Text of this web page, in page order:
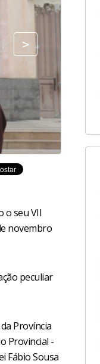
Fonte:
o seu VII
novembro
peculiar
Província
Provincial -
Fábio Sousa